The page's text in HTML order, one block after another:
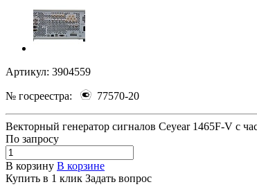
Артикул: 3904559
№ госреестра: 77570-20
Векторный генератор сигналов Ceyear 1465F-V с
По запросу
В корзину В корзине
Купить в 1 клик Задать вопрос